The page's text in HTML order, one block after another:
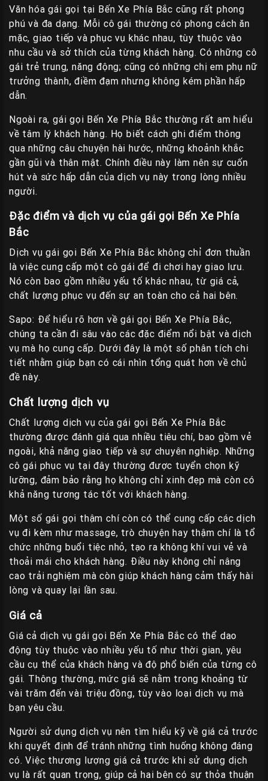
Văn hóa gái gọi tại Bến Xe Phía Bắc cũng rất phong
phú và đa dạng. Mỗi cô gái thường có phong cách ăn
mặc, giao tiếp và phục vụ khác nhau, tùy thuộc vào
nhu cầu và sở thích của từng khách hàng. Có những cô
gái trẻ trung, năng động; cũng có những chị em phụ nữ
trưởng thành, điềm đạm nhưng không kém phần hấp
dẫn.
Ngoài ra, gái gọi Bến Xe Phía Bắc thường rất am hiểu
về tâm lý khách hàng. Họ biết cách ghi điểm thông
qua những câu chuyện hài hước, những khoảnh khắc
gần gũi và thân mật. Chính điều này làm nên sự cuốn
hút và sức hấp dẫn của dịch vụ này trong lòng nhiều
người.
Đặc điểm và dịch vụ của gái gọi Bến Xe Phía
Bắc
Dịch vụ gái gọi Bến Xe Phía Bắc không chỉ đơn thuần
là việc cung cấp một cô gái để đi chơi hay giao lưu.
Nó còn bao gồm nhiều yếu tố khác nhau, từ giá cả,
chất lượng phục vụ đến sự an toàn cho cả hai bên.
Sapo: Để hiểu rõ hơn về gái gọi Bến Xe Phía Bắc,
chúng ta cần đi sâu vào các đặc điểm nổi bật và dịch
vụ mà họ cung cấp. Dưới đây là một số phân tích chi
tiết nhằm giúp bạn có cái nhìn tổng quát hơn về chủ
đề này.
Chất lượng dịch vụ
Chất lượng dịch vụ của gái gọi Bến Xe Phía Bắc
thường được đánh giá qua nhiều tiêu chí, bao gồm vẻ
ngoài, khả năng giao tiếp và sự chuyên nghiệp. Những
cô gái phục vụ tại đây thường được tuyển chọn kỹ
lưỡng, đảm bảo rằng họ không chỉ xinh đẹp mà còn có
khả năng tương tác tốt với khách hàng.
Một số gái gọi thậm chí còn có thể cung cấp các dịch
vụ đi kèm như massage, trò chuyện hay thậm chí là tổ
chức những buổi tiệc nhỏ, tạo ra không khí vui vẻ và
thoải mái cho khách hàng. Điều này không chỉ nâng
cao trải nghiệm mà còn giúp khách hàng cảm thấy hài
lòng và quay lại lần sau.
Giá cả
Giá cả dịch vụ gái gọi Bến Xe Phía Bắc có thể dao
động tùy thuộc vào nhiều yếu tố như thời gian, yêu
cầu cụ thể của khách hàng và độ phổ biến của từng cô
gái. Thông thường, mức giá sẽ nằm trong khoảng từ
vài trăm đến vài triệu đồng, tùy vào loại dịch vụ mà
bạn yêu cầu.
Người sử dụng dịch vụ nên tìm hiểu kỹ về giá cả trước
khi quyết định để tránh những tình huống không đáng
có. Việc thương lượng giá cả trước khi sử dụng dịch
vụ là rất quan trọng, giúp cả hai bên có sự thỏa thuận